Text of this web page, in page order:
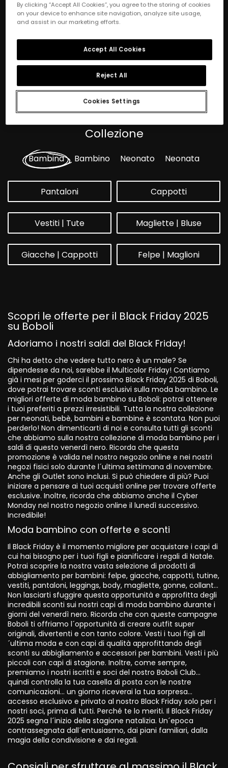
Iscriviti e ricevi accesso anticipato a vendite private,
promozioni esclusive e alle nostre nuove collezioni.
Collezione
Bambina Bambino Neonato Neonata
Pantaloni Cappotti
Vestiti | Tute Magliette | Bluse
Giacche | Cappotti Felpe | Maglioni
Scopri le offerte per il Black Friday 2025
su Boboli
Adoriamo i nostri saldi del Black Friday!
Chi ha detto che vedere tutto nero è un male? Se
dipendesse da noi, sarebbe il Multicolor Friday! Contiamo
già i mesi per goderci il prossimo Black Friday 2025 di Boboli,
dove potrai trovare sconti esclusivi sulla moda bambino. Le
migliori offerte di moda bambino su Boboli: potrai ottenere
i tuoi preferiti a prezzi irresistibili. Tutta la nostra collezione
per neonati, bebè, bambini e bambine è scontata. Non puoi
perderlo! Non dimenticarti di noi e consulta tutti gli sconti
che abbiamo sulla nostra collezione di moda bambino per i
saldi di questo venerdì nero. Ricorda che questa
promozione è valida nel nostro negozio online e nei nostri
negozi fisici solo durante l´ultima settimana di novembre.
Anche gli Outlet sono inclusi. Si può chiedere di più? Puoi
iniziare a pensare ai tuoi acquisti online per trovare offerte
esclusive. Inoltre, ricorda che abbiamo anche il Cyber
Monday nel nostro negozio online il lunedì successivo.
Incredibile!
Moda bambino con offerte e sconti
Il Black Friday è il momento migliore per acquistare i capi di
cui hai bisogno per i tuoi figli e pianificare i regali di Natale.
Potrai scoprire la nostra vasta selezione di prodotti di
abbigliamento per bambini: felpe, giacche, cappotti, tutine,
vestiti, pantaloni, leggings, body, magliette, gonne, collant…
Non lasciarti sfuggire questa opportunità e approfitta degli
incredibili sconti sui nostri capi di moda bambino durante i
giorni del venerdì nero. Ricorda che con queste campagne
Boboli ti offriamo l´opportunità di creare outfit super
originali, divertenti e con tanto colore. Vesti i tuoi figli all
´ultima moda e con capi di qualità approfittando degli
sconti su abbigliamento e accessori per bambini. Vesti i più
piccoli con capi di stagione. Inoltre, come sempre,
premiamo i nostri iscritti e soci del nostro Boboli Club…
quindi controlla la tua casella di posta con le nostre
comunicazioni… un giorno riceverai la tua sorpresa…
accesso esclusivo e privato al nostro Black Friday solo per i
nostri soci, prima di tutti. Perché te lo meriti. Il Black Friday
2025 segna l´inizio della stagione natalizia. Un´epoca
contrassegnata dall´entusiasmo, dai piani familiari, dalla
magia della condivisione e dai regali.
By clicking “Accept All Cookies”, you agree to the storing of cookies
on your device to enhance site navigation, analyze site usage,
and assist in our marketing efforts.
Cookies Settings
Reject All
Accept All Cookies